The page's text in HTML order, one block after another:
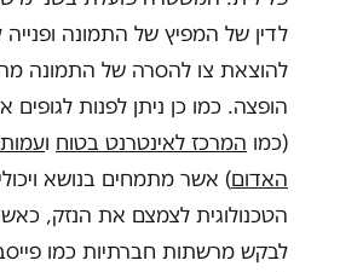
לדין של המפיץ של התמונה
להוצאת צו להסרה של התמונה
הופצה. כמו כן ניתן לפנות לגופים
(כמו המרכז לאינטרנט בטוח ו
האדום) אשר מתמחים בנושא
הטכנולוגית לצמצם את הנזק,
לבקש מרשתות חברתיות כמו